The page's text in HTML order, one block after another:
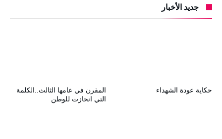
جديد الأخبار
المقرن في عامها الثالث..الكلمة
التي انحازت للوطن
حكاية عودة الشهداء